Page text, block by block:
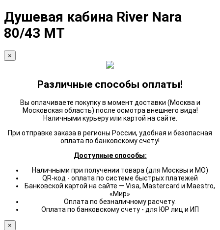
Душевая кабина River Nara
80/43 МТ
×
Различные способы оплаты!
Вы оплачиваете покупку в момент доставки (Москва и
Московская область) после осмотра внешнего вида!
Наличными курьеру или картой на сайте.
При отправке заказа в регионы России, удобная и безопасная
оплата по банковскому счету!
Доступные способы:
Наличными при получении товара (для Москвы и МО)
QR-код - оплата по системе быстрых платежей
Банковской картой на сайте — Visa, Mastercard и Maestro,
«Мир»
Оплата по безналичному расчету.
Оплата по банковскому счету - для ЮР лиц и ИП
×